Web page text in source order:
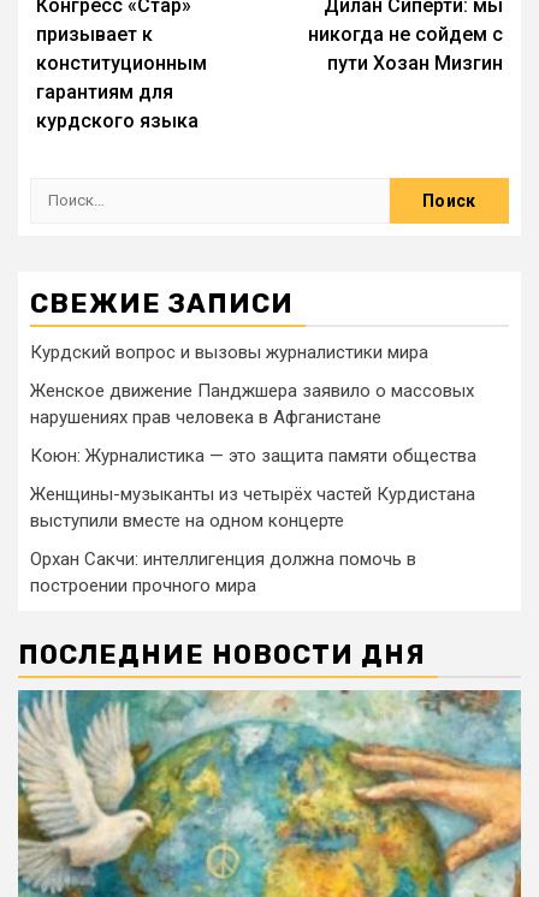
Конгресс «Стар»
призывает к
конституционным
гарантиям для
курдского языка
Дилан Сиперти: мы
никогда не сойдем с
пути Хозан Мизгин
СВЕЖИЕ ЗАПИСИ
Курдский вопрос и вызовы журналистики мира
Женское движение Панджшера заявило о массовых
нарушениях прав человека в Афганистане
Коюн: Журналистика — это защита памяти общества
Женщины-музыканты из четырёх частей Курдистана
выступили вместе на одном концерте
Орхан Сакчи: интеллигенция должна помочь в
построении прочного мира
ПОСЛЕДНИЕ НОВОСТИ ДНЯ